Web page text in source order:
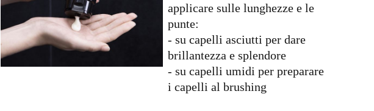
applicare sulle lunghezze e le
punte:
- su capelli asciutti per dare
brillantezza e splendore
- su capelli umidi per preparare
i capelli al brushing